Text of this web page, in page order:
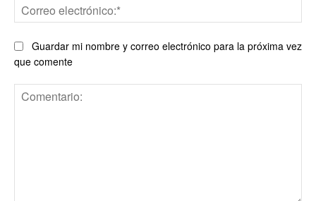
Guardar mi nombre y correo electrónico para la próxima vez
que comente